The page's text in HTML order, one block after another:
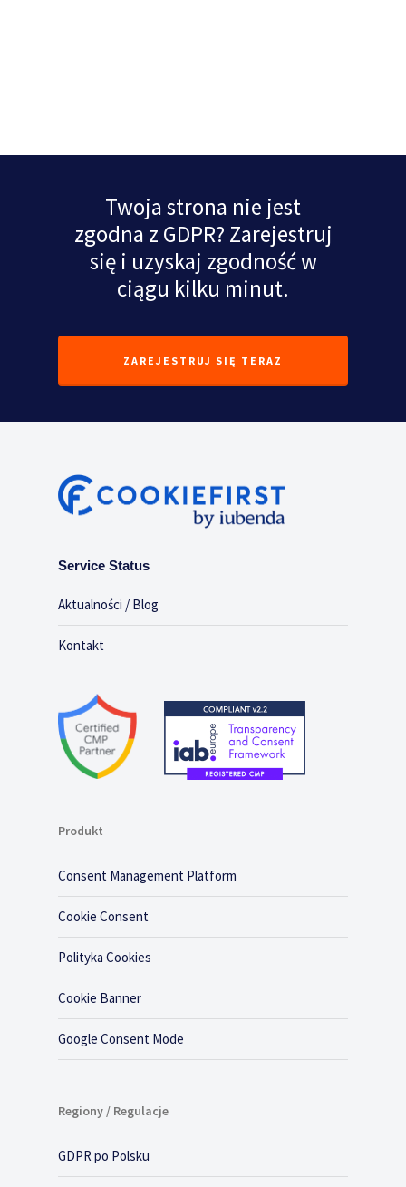
Twoja strona nie jest
zgodna z GDPR? Zarejestruj
się i uzyskaj zgodność w
ciągu kilku minut.
ZAREJESTRUJ SIĘ TERAZ
Service Status
Aktualności / Blog
Kontakt
Produkt
Consent Management Platform
Cookie Consent
Polityka Cookies
Cookie Banner
Google Consent Mode
Regiony / Regulacje
GDPR po Polsku